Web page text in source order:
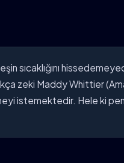
sıcaklığını
zeki Maddy Whittier
istemektedir. Hele ki